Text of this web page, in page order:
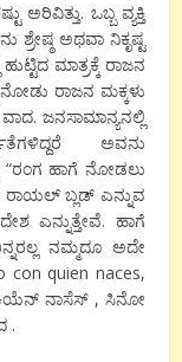
ಒಬ್ಬ ವ್ಯಕ್ತಿ
ಅಥವಾ ನಿಕೃಷ್ಟ
ಮಾತ್ರಕ್ಕೆ ರಾಜನ
ನೋಡು ರಾಜನ ಮಕ್ಕಳು
ಜನಸಾಮಾನ್ಯನಲ್ಲಿ
ಅವನು
“ರಂಗ ಹಾಗೆ ನೋಡಲು
ರಾಯಲ್ ಬ್ಲಡ್ ಎನ್ನುವ
ಎನ್ನುತ್ತೇವೆ. ಹಾಗೆ
ನಮ್ಮದೂ ಅದೇ
quien naces,
ನಾಸೆಸ್ , ಸಿನೋ
.